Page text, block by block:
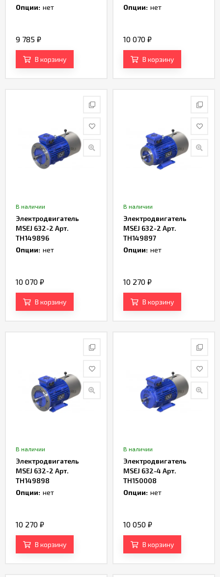
Опции: нет
9 785 ₽
В корзину
Опции: нет
10 070 ₽
В корзину
В наличии
Электродвигатель
MSEJ 632-2 Арт.
TH149896
Опции: нет
10 070 ₽
В корзину
В наличии
Электродвигатель
MSEJ 632-2 Арт.
TH149897
Опции: нет
10 270 ₽
В корзину
В наличии
Электродвигатель
MSEJ 632-2 Арт.
TH149898
Опции: нет
10 270 ₽
В корзину
В наличии
Электродвигатель
MSEJ 632-4 Арт.
TH150008
Опции: нет
10 050 ₽
В корзину